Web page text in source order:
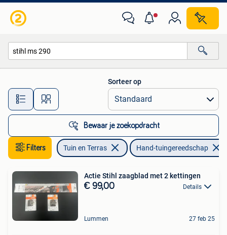
Alle afstanden…
Sorteer op
Bewaar je zoekopdracht
Filters Tuin en Terras Hand-tuingereedschap
Actie Stihl zaagblad met 2 kettingen
€ 99,00 Details
Lummen 27 feb 25